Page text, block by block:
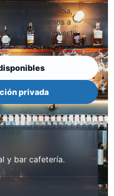
con licencia,
Te ayudamos a
antes de invertir.
privada
y bar cafetería.